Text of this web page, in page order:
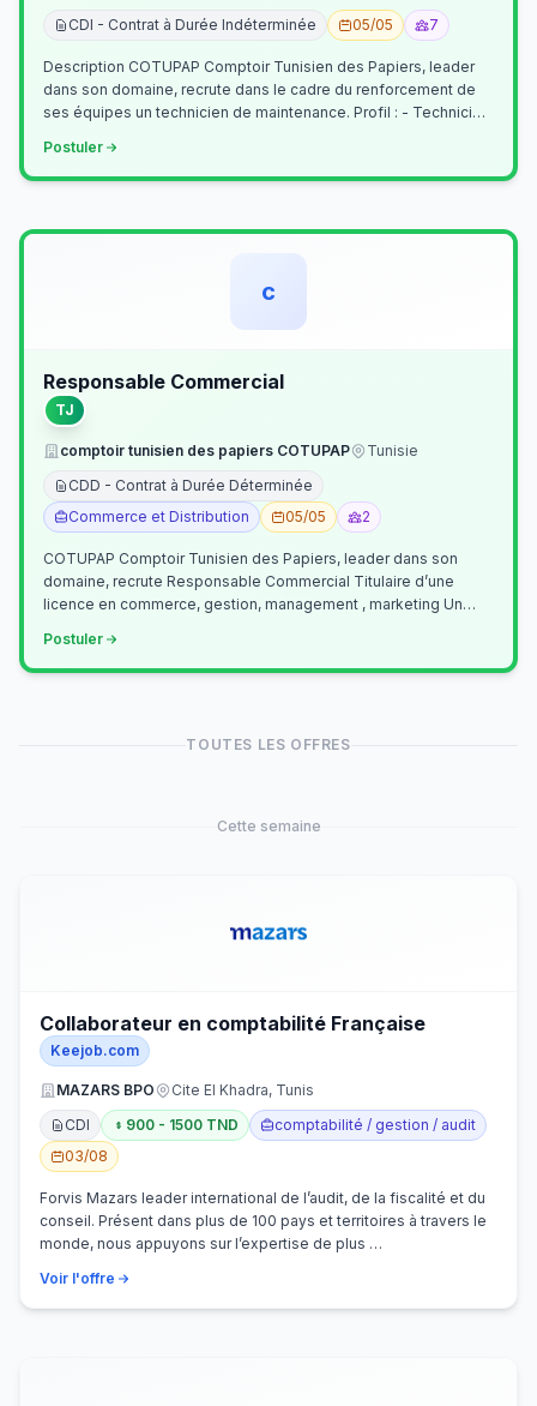
CDI - Contrat à Durée Indéterminée
05/05 7
Description COTUPAP Comptoir Tunisien des Papiers, leader
dans son domaine, recrute dans le cadre du renforcement de
ses équipes un technicien de maintenance. Profil : - Technicien
Postuler
c
Responsable Commercial
TJ
comptoir tunisien des papiers COTUPAP
Tunisie
CDD - Contrat à Durée Déterminée
Commerce et Distribution
05/05 2
COTUPAP Comptoir Tunisien des Papiers, leader dans son
domaine, recrute Responsable Commercial Titulaire d’une
licence en commerce, gestion, management , marketing Un
Postuler
TOUTES LES OFFRES
Cette semaine
Collaborateur en comptabilité Française
Keejob.com
MAZARS BPO
Cite El Khadra, Tunis
CDI
900 - 1500 TND
comptabilité / gestion / audit
03/08
Forvis Mazars leader international de l’audit, de la fiscalité et du
conseil. Présent dans plus de 100 pays et territoires à travers le
monde, nous appuyons sur l’expertise de plus …
Voir l'offre